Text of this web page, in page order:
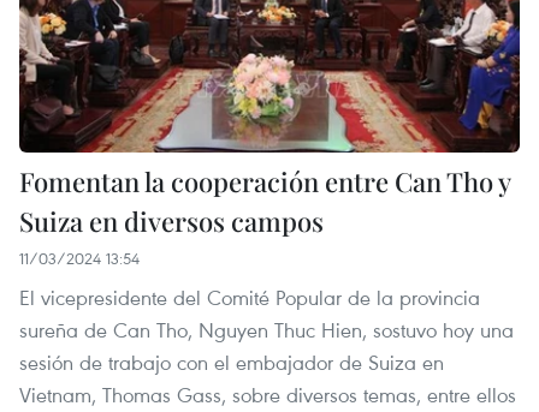
Fomentan la cooperación entre Can Tho y
Suiza en diversos campos
11/03/2024 13:54
El vicepresidente del Comité Popular de la provincia
sureña de Can Tho, Nguyen Thuc Hien, sostuvo hoy una
sesión de trabajo con el embajador de Suiza en
Vietnam, Thomas Gass, sobre diversos temas, entre ellos